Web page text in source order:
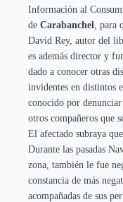
Información al
de Carabanchel, para
David Rey, autor del
es además director y
dado a conocer otras
invidentes en distintos
conocido por
otros compañeros que
El afectado subraya
Durante las pasadas
zona, también le fue
constancia de más
acompañadas de sus